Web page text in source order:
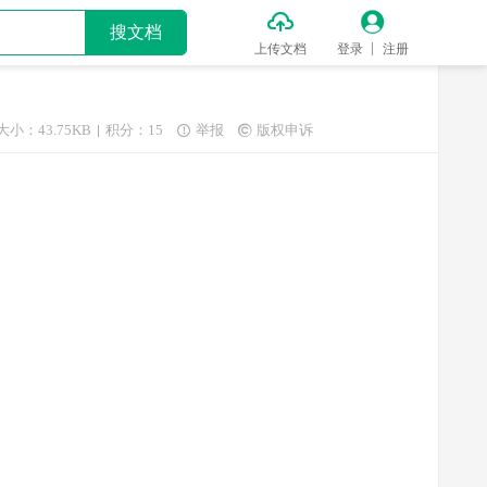
搜文档 
上传文档

登录 注册
小：43.75KB 积分：15  举报  版权申诉